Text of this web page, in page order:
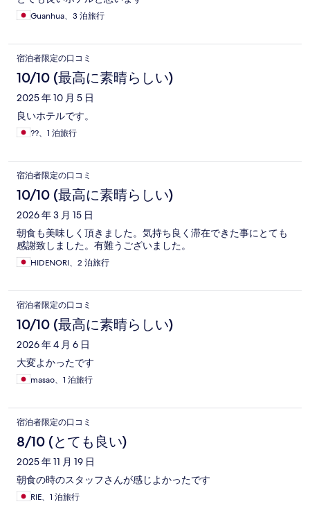
Guanhua、3 泊旅行
宿泊者限定の口コミ
10/10 (最高に素晴らしい)
2025 年 10 月 5 日
良いホテルです。
??、1 泊旅行
宿泊者限定の口コミ
10/10 (最高に素晴らしい)
2026 年 3 月 15 日
朝食も美味しく頂きました。気持ち良く滞在できた事にとても
感謝致しました。有難うございました。
HIDENORI、2 泊旅行
宿泊者限定の口コミ
10/10 (最高に素晴らしい)
2026 年 4 月 6 日
大変よかったです
masao、1 泊旅行
宿泊者限定の口コミ
8/10 (とても良い)
2025 年 11 月 19 日
朝食の時のスタッフさんが感じよかったです
RIE、1 泊旅行